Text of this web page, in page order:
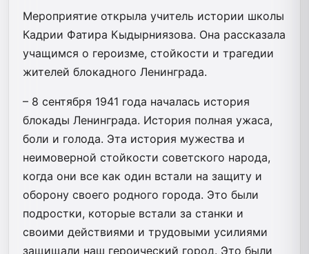
Мероприятие открыла учитель истории школы
Кадрии Фатира Кыдырниязова. Она рассказала
учащимся о героизме, стойкости и трагедии
жителей блокадного Ленинграда.
– 8 сентября 1941 года началась история
блокады Ленинграда. История полная ужаса,
боли и голода. Эта история мужества и
неимоверной стойкости советского народа,
когда они все как один встали на защиту и
оборону своего родного города. Это были
подростки, которые встали за станки и
своими действиями и трудовыми усилиями
защищали наш героический город. Это были